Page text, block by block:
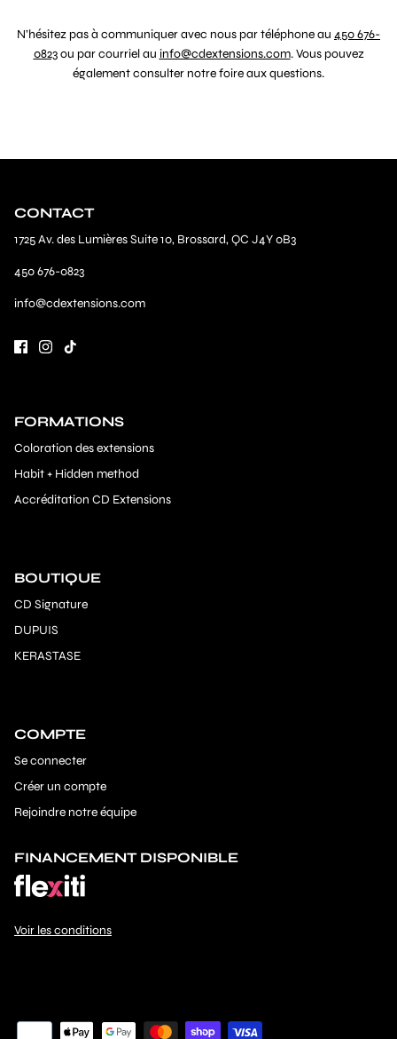
N’hésitez pas à communiquer avec nous par téléphone au 450 676-
0823ou par courriel au info@cdextensions.com. Vous pouvez
également consulter notre foire aux questions.
CONTACT
1725 Av. des Lumières Suite 10, Brossard, QC J4Y 0B3
450 676-0823
info@cdextensions.com
FORMATIONS
Coloration des extensions
Habit + Hidden method
Accréditation CD Extensions
BOUTIQUE
CD Signature
DUPUIS
KERASTASE
COMPTE
Se connecter
Créer un compte
Rejoindre notre équipe
FINANCEMENT DISPONIBLE
Voir les conditions